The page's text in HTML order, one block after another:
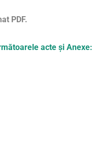
PDF.
acte și Anexe: